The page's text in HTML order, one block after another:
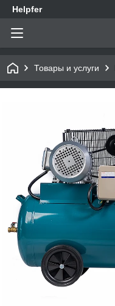
Helpfer
Товары и услуги